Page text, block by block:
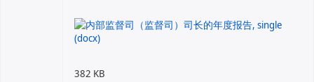
382 KB